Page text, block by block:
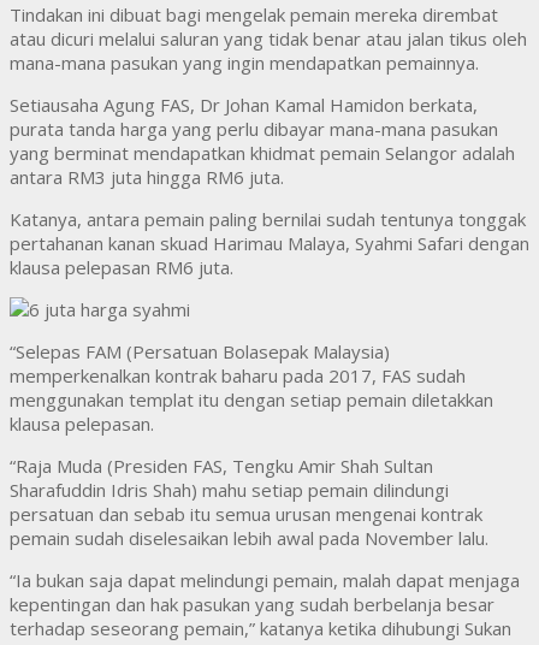
Tindakan ini dibuat bagi mengelak pemain mereka dirembat
atau dicuri melalui saluran yang tidak benar atau jalan tikus oleh
mana-mana pasukan yang ingin mendapatkan pemainnya.
Setiausaha Agung FAS, Dr Johan Kamal Hamidon berkata,
purata tanda harga yang perlu dibayar mana-mana pasukan
yang berminat mendapatkan khidmat pemain Selangor adalah
antara RM3 juta hingga RM6 juta.
Katanya, antara pemain paling bernilai sudah tentunya tonggak
pertahanan kanan skuad Harimau Malaya, Syahmi Safari dengan
klausa pelepasan RM6 juta.
“Selepas FAM (Persatuan Bolasepak Malaysia)
memperkenalkan kontrak baharu pada 2017, FAS sudah
menggunakan templat itu dengan setiap pemain diletakkan
klausa pelepasan.
“Raja Muda (Presiden FAS, Tengku Amir Shah Sultan
Sharafuddin Idris Shah) mahu setiap pemain dilindungi
persatuan dan sebab itu semua urusan mengenai kontrak
pemain sudah diselesaikan lebih awal pada November lalu.
“Ia bukan saja dapat melindungi pemain, malah dapat menjaga
kepentingan dan hak pasukan yang sudah berbelanja besar
terhadap seseorang pemain,” katanya ketika dihubungi Sukan